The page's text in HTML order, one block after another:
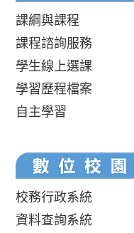
課綱與課程
課程諮詢服務
學生線上選課
學習歷程檔案
自主學習
校務行政系統
資料查詢系統